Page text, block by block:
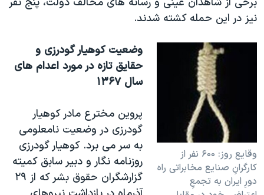
نيز در اين حمله کشته شدند.
وقايع روز: ۶۰۰ نفر از
کارگرانِ صنايع مخابراتی راه
دورِ ايران به تجمعِ
وضعيت کوهيار گودرزی و
حقايق تازه در مورد اعدام های
سال ۱۳۶۷
پروين مخترع مادر کوهيار
گودرزی در وضعيت نامعلومی
به سر می برد. کوهيار گودرزی
روزنامه نگار و دبير سابق کميته
گزارشگران حقوق بشر که از ۲۹